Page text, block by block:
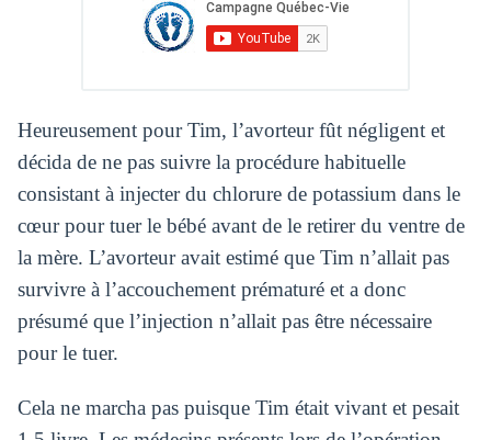
Heureusement pour Tim, l’avorteur fût négligent et
décida de ne pas suivre la procédure habituelle
consistant à injecter du chlorure de potassium dans le
cœur pour tuer le bébé avant de le retirer du ventre de
la mère. L’avorteur avait estimé que Tim n’allait pas
survivre à l’accouchement prématuré et a donc
présumé que l’injection n’allait pas être nécessaire
pour le tuer.
Cela ne marcha pas puisque Tim était vivant et pesait